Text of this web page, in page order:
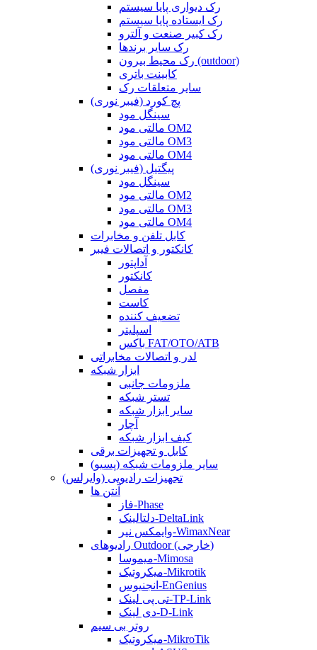
رک دیواری پایا سیستم
رک ایستاده پایا سیستم
رک کبیر صنعت و آلترو
رک سایر برندها
رک محیط بیرون (outdoor)
کابینت باتری
سایر متعلقات رک
پچ کورد (فیبر نوری)
سینگل مود
مالتی مود OM2
مالتی مود OM3
مالتی مود OM4
پیگتیل (فیبر نوری)
سینگل مود
مالتی مود OM2
مالتی مود OM3
مالتی مود OM4
کابل تلفن و مخابرات
کانکتور و اتصالات فیبر
آداپتور
کانکتور
مفصل
کاست
تضعیف کننده
اسپلیتر
باکس FAT/OTO/ATB
لدر و اتصالات مخابراتی
ابزار شبکه
ملزومات جانبی
تستر شبکه
سایر ابزار شبکه
آچار
کیف ابزار شبکه
کابل و تجهیزات برقی
سایر ملزومات شبکه (پسیو)
تجهیزات رادیویی (وایرلس)
آنتن ها
فاز-Phase
دلتالینک-DeltaLink
وایمکس نیر-WimaxNear
رادیوهای Outdoor (خارجی)
میموسا-Mimosa
میکروتیک-Mikrotik
انجنیوس-EnGenius
تی پی لینک-TP-Link
دی لینک-D-Link
روتر بی سیم
میکروتیک-MikroTik